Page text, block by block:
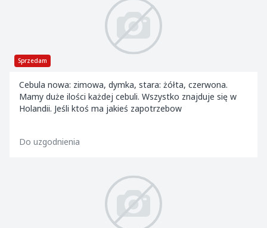
Sprzedam
Cebula nowa: zimowa, dymka, stara: żółta, czerwona.
Mamy duże ilości każdej cebuli. Wszystko znajduje się w
Holandii. Jeśli ktoś ma jakieś zapotrzebow
Do uzgodnienia